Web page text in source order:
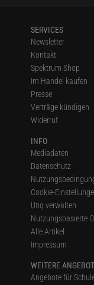
SERVICES
Newsletter
Kontakt
Spektrum Shop
Im Handel kaufen
Presse
Verträge kündigen
Widerruf
INFO
Mediadaten
Datenschutz
Cookie-
Utiq verwalten
Nutzungsbasierte
Alle Artikel
Impressum
WEITERE
Angebote für